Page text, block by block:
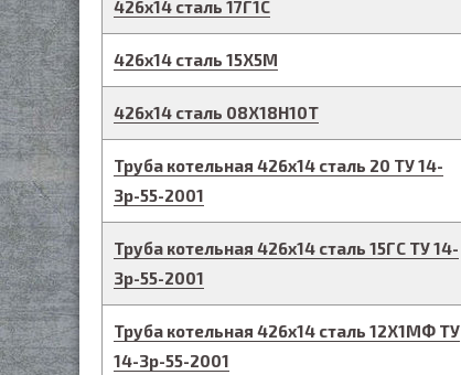
426х14 сталь 17Г1С
426х14 сталь 15Х5М
426х14 сталь 08Х18Н10Т
Труба котельная 426х14 сталь 20 ТУ 14-
3р-55-2001
Труба котельная 426х14 сталь 15ГС ТУ 14-
3р-55-2001
Труба котельная 426х14 сталь 12Х1МФ ТУ
14-3р-55-2001